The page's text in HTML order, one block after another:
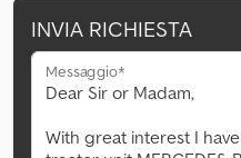
INVIA RICHIESTA
Messaggio*